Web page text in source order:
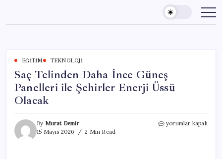
content
EĞITIM TEKNOLOJI
Saç Telinden Daha İnce Güneş
Panelleri ile Şehirler Enerji Üssü
Olacak
By Murat Demir
15 Mayıs 2026
2 Min Read
Saç
yorumlar kapalı